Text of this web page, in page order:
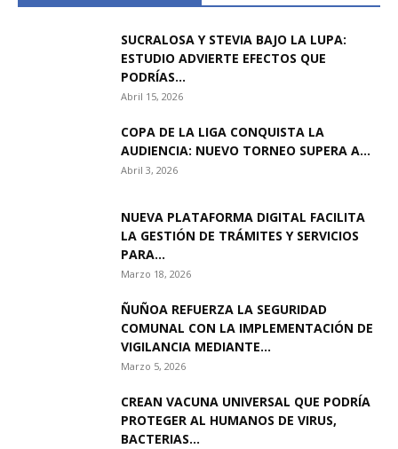
SUCRALOSA Y STEVIA BAJO LA LUPA:
ESTUDIO ADVIERTE EFECTOS QUE
PODRÍAS...
Abril 15, 2026
COPA DE LA LIGA CONQUISTA LA
AUDIENCIA: NUEVO TORNEO SUPERA A...
Abril 3, 2026
NUEVA PLATAFORMA DIGITAL FACILITA
LA GESTIÓN DE TRÁMITES Y SERVICIOS
PARA...
Marzo 18, 2026
ÑUÑOA REFUERZA LA SEGURIDAD
COMUNAL CON LA IMPLEMENTACIÓN DE
VIGILANCIA MEDIANTE...
Marzo 5, 2026
CREAN VACUNA UNIVERSAL QUE PODRÍA
PROTEGER AL HUMANOS DE VIRUS,
BACTERIAS...